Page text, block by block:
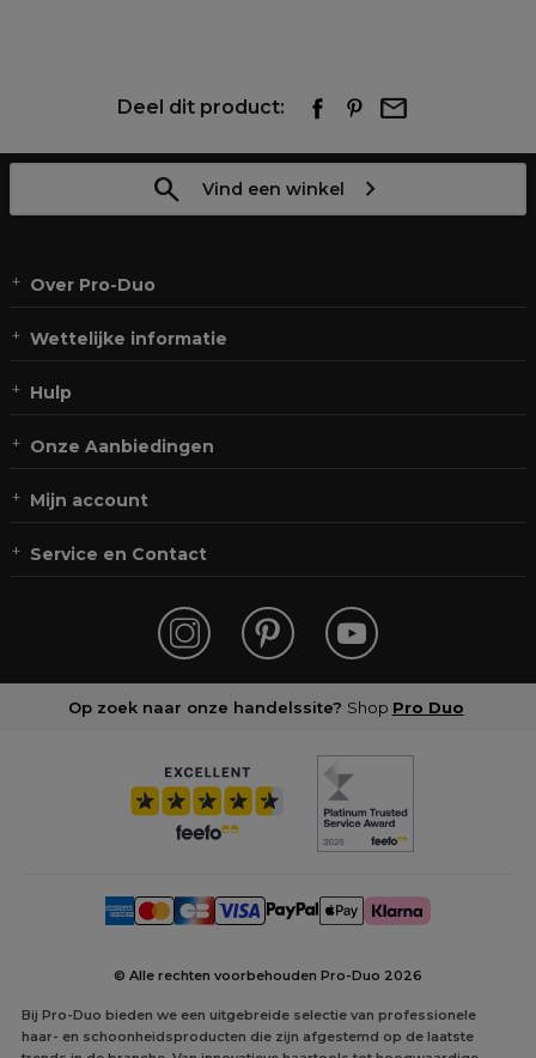
Deel dit product:
Vind een winkel
Over Pro-Duo
Wettelijke informatie
Hulp
Onze Aanbiedingen
Mijn account
Service en Contact
Op zoek naar onze handelssite? Shop Pro Duo
© Alle rechten voorbehouden Pro-Duo 2026
Bij Pro-Duo bieden we een uitgebreide selectie van professionele
haar- en schoonheidsproducten die zijn afgestemd op de laatste